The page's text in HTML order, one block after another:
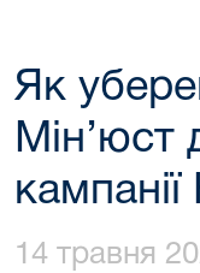
Як
Мін’юст
14 травня